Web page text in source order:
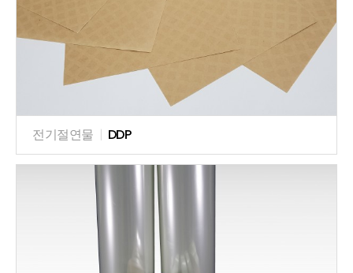
전기절연물 | DDP